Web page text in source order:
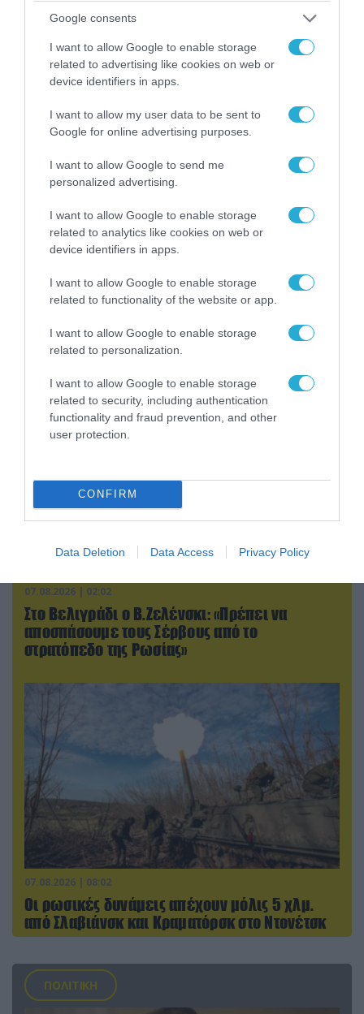
Google consents
I want to allow Google to enable storage
related to advertising like cookies on web or
device identifiers in apps.
I want to allow my user data to be sent to
Google for online advertising purposes.
I want to allow Google to send me
personalized advertising.
I want to allow Google to enable storage
related to analytics like cookies on web or
device identifiers in apps.
I want to allow Google to enable storage
related to functionality of the website or app.
I want to allow Google to enable storage
related to personalization.
I want to allow Google to enable storage
related to security, including authentication
functionality and fraud prevention, and other
user protection.
CONFIRM
Data Deletion Data Access Privacy Policy
07.08.2026 | 08:02
Κλιμακώνουν οι Χούθι: Eξαπέλυσαν επιθέσεις
κατά στρατιωτικών δυνάμεων στην Υεμένη –
Πλήγματα & στη Σαουδική Αραβία!
Ουκρανία: Αποκαλύφθηκε ο αριθμός των
ξένων εθελοντών που πολεμούν για το Κίεβο
07.08.2026 | 02:02
Στο Βελιγράδι ο Β.Ζελένσκι: «Πρέπει να
αποσπάσουμε τους Σέρβους από το
στρατόπεδο της Ρωσίας»
07.08.2026 | 08:02
Οι ρωσικές δυνάμεις απέχουν μόλις 5 χλμ.
από Σλαβιάνσκ και Κραματόρσκ στο Ντονέτσκ
ΠΟΛΙΤΙΚΗ